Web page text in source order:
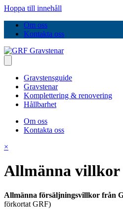
Hoppa till innehåll
Om oss
Kontakta oss
Gravstensguide
Gravstenar
Komplettering & renovering
Hållbarhet
Om oss
Kontakta oss
×
Allmänna villkor
Allmänna försäljningsvillkor från
förkortat GRF)